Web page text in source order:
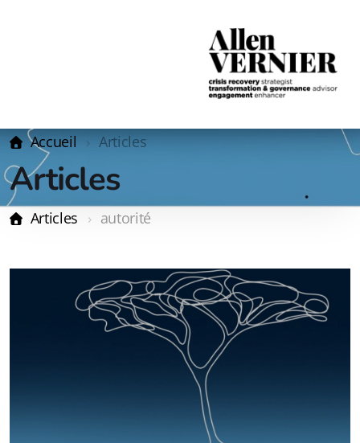
Accueil Articles
Articles
Articles autorité